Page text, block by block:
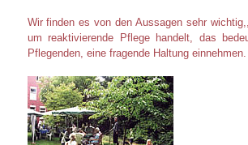
Wir finden es von den Aussagen sehr
um reaktivierende Pflege handelt, das
Pflegenden, eine fragende Haltung einnehmen.